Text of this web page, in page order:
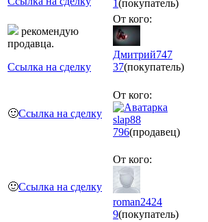
1(покупатель)
рекомендую
продавца.
Ссылка на сделку
От кого:
Дмитрий747
37(покупатель)
🙂Ссылка на сделку
От кого:
slap88
796(продавец)
🙂Ссылка на сделку
От кого:
roman2424
9(покупатель)